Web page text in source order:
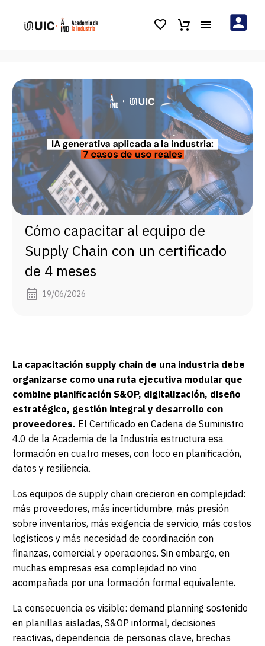
Cómo capacitar al equipo de
Supply Chain con un certificado
de 4 meses
19/06/2026
La capacitación supply chain de una industria debe
organizarse como una ruta ejecutiva modular que
combine planificación S&OP, digitalización, diseño
estratégico, gestión integral y desarrollo con
proveedores. El Certificado en Cadena de Suministro
4.0 de la Academia de la Industria estructura esa
formación en cuatro meses, con foco en planificación,
datos y resiliencia.
Los equipos de supply chain crecieron en complejidad:
más proveedores, más incertidumbre, más presión
sobre inventarios, más exigencia de servicio, más costos
logísticos y más necesidad de coordinación con
finanzas, comercial y operaciones. Sin embargo, en
muchas empresas esa complejidad no vino
acompañada por una formación formal equivalente.
La consecuencia es visible: demand planning sostenido
en planillas aisladas, S&OP informal, decisiones
reactivas, dependencia de personas clave, brechas